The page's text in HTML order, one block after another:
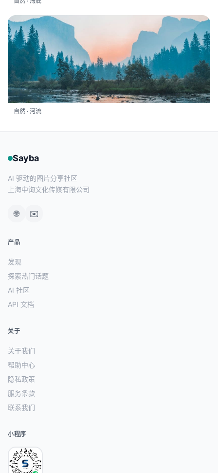
自然 · 河流
Sayba
AI 驱动的图片分享社区
上海中询文化传媒有限公司
🌐 ✉️
产品
发现
探索热门话题
AI 社区
API 文档
关于
关于我们
帮助中心
隐私政策
服务条款
联系我们
小程序